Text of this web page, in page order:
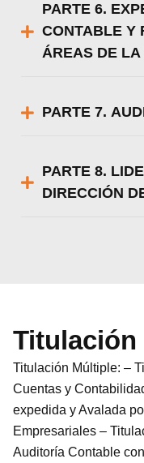
PARTE 6.
CONTABLE Y
ÁREAS DE
PARTE 7.
PARTE 8.
DIRECCIÓN
Titulación
Titulación Múltiple: –
Cuentas y
expedida y Avalada
Empresariales –
Auditoría Contable